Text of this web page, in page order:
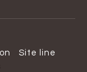
Site line